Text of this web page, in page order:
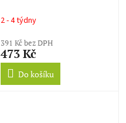
2 - 4 týdny
391 Kč bez DPH
473 Kč
Do košíku